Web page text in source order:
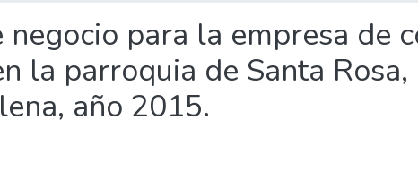
para la empresa de
la parroquia de Santa
año 2015.